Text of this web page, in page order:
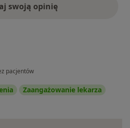
swoją opinię
pacjentów
Zaangażowanie lekarza